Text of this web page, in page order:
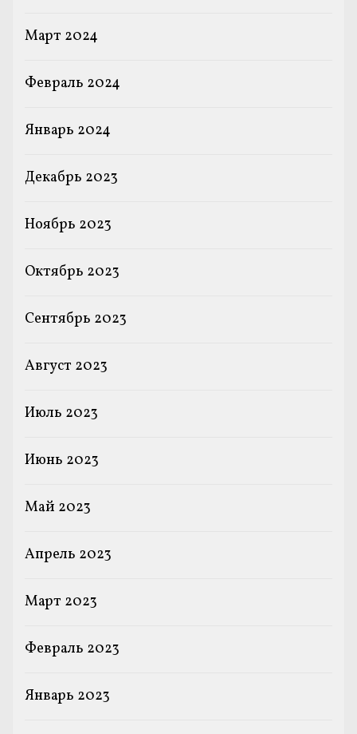
Март 2024
Февраль 2024
Январь 2024
Декабрь 2023
Ноябрь 2023
Октябрь 2023
Сентябрь 2023
Август 2023
Июль 2023
Июнь 2023
Май 2023
Апрель 2023
Март 2023
Февраль 2023
Январь 2023